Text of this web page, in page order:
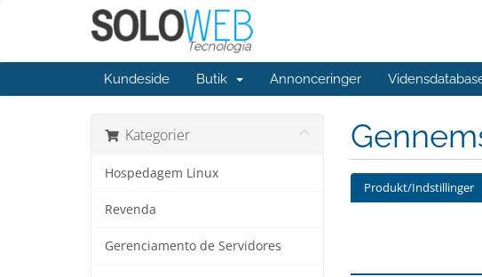
Kundeside Butik Annonceringer
Kategorier
Hospedagem Linux
Revenda
Gerenciamento de Servidores
Produkt/Indstillinger